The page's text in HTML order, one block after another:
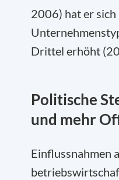
2006) hat er sich
Drittel erhöht
Politische
und mehr
Einflussnahmen